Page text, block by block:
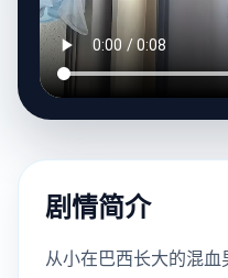
剧情简介
从小在巴西长大的混